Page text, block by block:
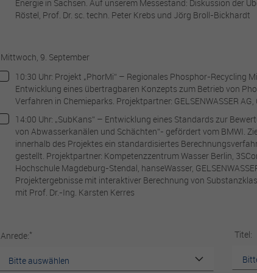
Energie in Sachsen. Auf unserem Messestand: Diskussion der
Röstel, Prof. Dr. sc. techn. Peter Krebs und Jörg Broll-Bickhardt
Mittwoch, 9. September
10:30 Uhr: Projekt „PhorMi“ – Regionales Phosphor-Recycling
Entwicklung eines übertragbaren Konzepts zum Betrieb von
Verfahren in Chemieparks. Projektpartner: GELSENWASSER
14:00 Uhr: „SubKans“ – Entwicklung eines Standards zur
von Abwasserkanälen und Schächten“- gefördert vom BMWI.
innerhalb des Projektes ein standardisiertes
gestellt. Projektpartner: Kompetenzzentrum Wasser Berlin,
Hochschule Magdeburg-Stendal, hanseWasser,
Projektergebnisse mit interaktiver Berechnung von
mit Prof. Dr.-Ing. Karsten Kerres
Anrede:* Titel:
Anbieter Gelsenwasser
Performance
verbessern. Sie helfen uns festzustellen,
erkennen, wie sich Besucher auf den
diese Cookies sammeln, sind aggregiert
Sie diese Cookies nicht zulassen, wissen
Seite besucht haben, und können ihre
Targeting und Werbe-Cookies
Diese Cookies können von unseren
gesetzt werden. Sie können von diesen
werden, um ein Profil Ihrer Interessen
Sie diese Cookies nicht zulassen, erhalten